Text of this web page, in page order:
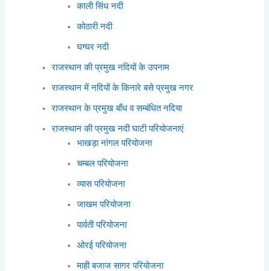
काली सिंध नदी
कोठारी नदी
घग्घर नदी
राजस्थान की प्रमुख नदियों के उपनाम
राजस्थान में नदियों के किनारे बसे प्रमुख नगर
राजस्थान के प्रमुख बाँध व सम्बंधित नदिया
राजस्थान की प्रमुख नदी घाटी परियोजनाएं
भाखड़ा नांगल परियोजना
चम्बल परियोजना
व्यास परियोजना
जाखम परियोजना
पार्वती परियोजना
ओरई परियोजना
माही बजाज सागर परियोजना